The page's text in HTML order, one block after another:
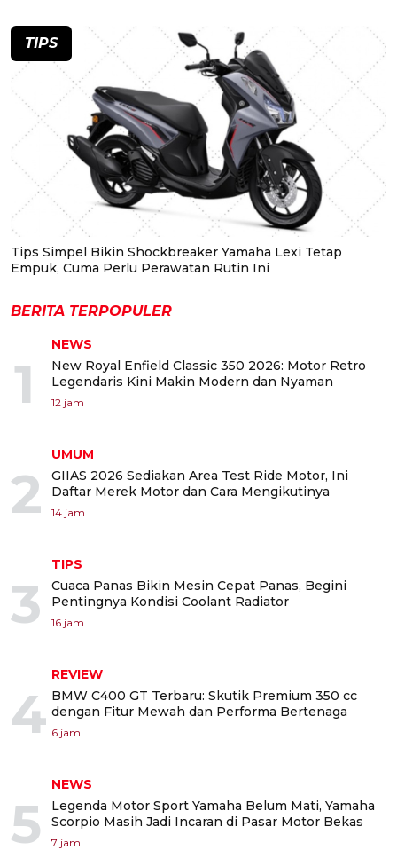
TIPS
Tips Simpel Bikin Shockbreaker Yamaha Lexi Tetap
Empuk, Cuma Perlu Perawatan Rutin Ini
BERITA TERPOPULER
1
NEWS
New Royal Enfield Classic 350 2026: Motor Retro
Legendaris Kini Makin Modern dan Nyaman
12 jam
2
UMUM
GIIAS 2026 Sediakan Area Test Ride Motor, Ini
Daftar Merek Motor dan Cara Mengikutinya
14 jam
3
TIPS
Cuaca Panas Bikin Mesin Cepat Panas, Begini
Pentingnya Kondisi Coolant Radiator
16 jam
4
REVIEW
BMW C400 GT Terbaru: Skutik Premium 350 cc
dengan Fitur Mewah dan Performa Bertenaga
6 jam
5
NEWS
Legenda Motor Sport Yamaha Belum Mati, Yamaha
Scorpio Masih Jadi Incaran di Pasar Motor Bekas
7 jam